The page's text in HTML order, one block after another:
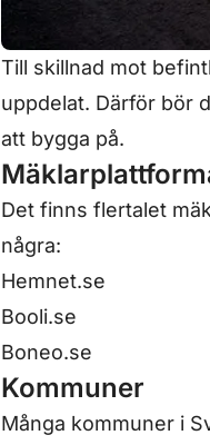
Till skillnad mot
uppdelat. Därför bör
att bygga på.
Det finns flertalet
några:
Hemnet.se
Booli.se
Boneo.se
Kommuner
Många kommuner i